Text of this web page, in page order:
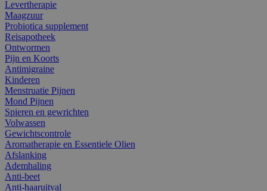
Levertherapie
Maagzuur
Probiotica supplement
Reisapotheek
Ontwormen
Pijn en Koorts
Antimigraine
Kinderen
Menstruatie Pijnen
Mond Pijnen
Spieren en gewrichten
Volwassen
Gewichtscontrole
Aromatherapie en Essentiele Olien
Afslanking
Ademhaling
Anti-beet
Anti-haaruitval